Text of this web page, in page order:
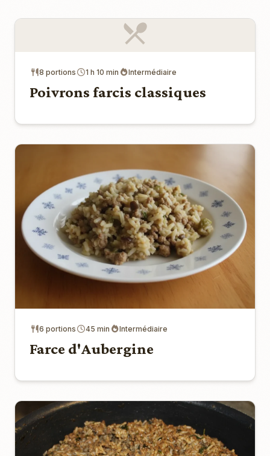
8 portions 1 h 10 min Intermédiaire
Poivrons farcis classiques
6 portions 45 min Intermédiaire
Farce d'Aubergine